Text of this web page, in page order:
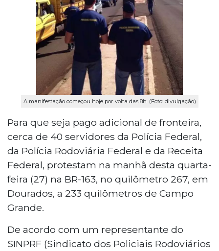
A manifestação começou hoje por volta das 8h. (Foto: divulgação)
Para que seja pago adicional de fronteira,
cerca de 40 servidores da Polícia Federal,
da Polícia Rodoviária Federal e da Receita
Federal, protestam na manhã desta quarta-
feira (27) na BR-163, no quilômetro 267, em
Dourados, a 233 quilômetros de Campo
Grande.
De acordo com um representante do
SINPRF (Sindicato dos Policiais Rodoviários